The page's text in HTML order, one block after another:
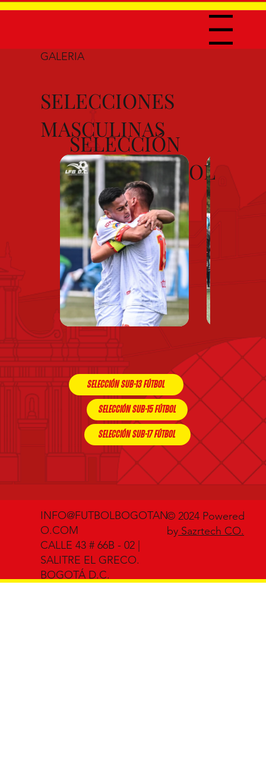
Menu
GALERIA
SELECCIONES
MASCULINAS
SELECCIÓN SUB-13 FÚTBOL
SELECCIÓN SUB-15 FÚTBOL
SELECCIÓN SUB-17 FÚTBOL
SELECCIÓN
SUB-19 FÚTBOL
INFO@FUTBOLBOGOTAN
O.COM
CALLE 43 # 66B - 02 |
SALITRE EL GRECO.
BOGOTÁ D.C.
© 2024 Powered
by Sazrtech CO.